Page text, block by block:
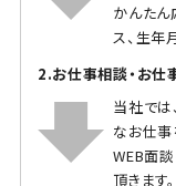
かんたん
ス、生年
2.お仕事相談・お仕
当社では
なお仕事
WEB面
頂きます